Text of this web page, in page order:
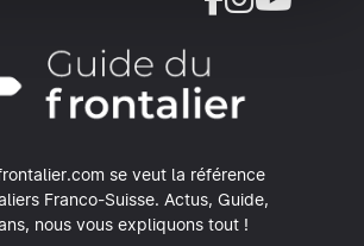
se veut la référence
Franco-Suisse. Actus, Guide,
nous vous expliquons tout !